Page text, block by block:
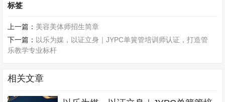
标签
上一篇： 美容美体师招生简章
下一篇： 以乐为媒，以证立身｜JYPC单簧管培训师认证，打造管
乐教学专业标杆
相关文章